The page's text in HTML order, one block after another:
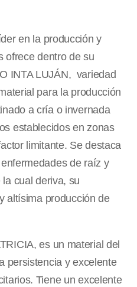
en la producción y
ofrece dentro de su
INTA LUJÁN, variedad
para la producción
a cría o invernada
establecidos en zonas
limitante. Se destaca
de raíz y
cual deriva, su
altísima producción de
es un material del
persistencia y excelente
Tiene un excelente